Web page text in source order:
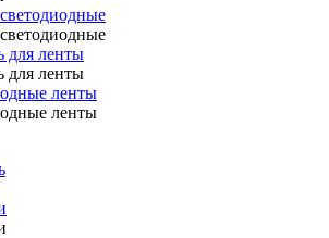
для ленты
для ленты
ленты
ленты